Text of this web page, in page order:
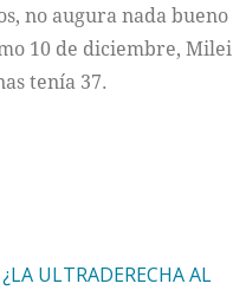
no augura nada bueno
10 de diciembre, Milei
tenía 37.
ULTRADERECHA AL